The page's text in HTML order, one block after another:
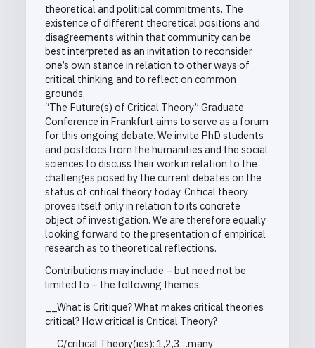
theoretical and political commitments. The
existence of different theoretical positions and
disagreements within that community can be
best interpreted as an invitation to reconsider
one’s own stance in relation to other ways of
critical thinking and to reflect on common
grounds.
“The Future(s) of Critical Theory” Graduate
Conference in Frankfurt aims to serve as a forum
for this ongoing debate. We invite PhD students
and postdocs from the humanities and the social
sciences to discuss their work in relation to the
challenges posed by the current debates on the
status of critical theory today. Critical theory
proves itself only in relation to its concrete
object of investigation. We are therefore equally
looking forward to the presentation of empirical
research as to theoretical reflections.
Contributions may include – but need not be
limited to – the following themes:
__What is Critique? What makes critical theories
critical? How critical is Critical Theory?
__C/critical Theory(ies): 1,2,3…many